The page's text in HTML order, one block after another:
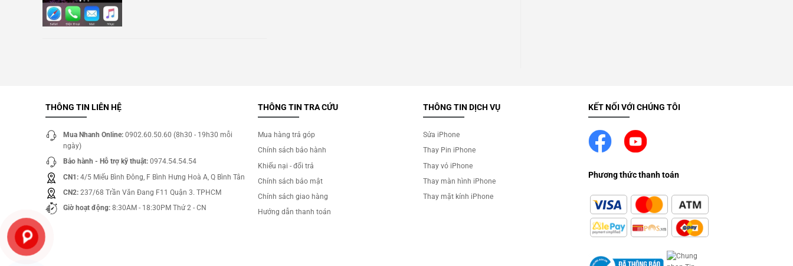
THÔNG TIN LIÊN HỆ
Mua Nhanh Online: 0902.60.50.60 (8h30 - 19h30 mỗi
ngày)
Bảo hành - Hỗ trợ kỹ thuật: 0974.54.54.54
CN1: 4/5 Miếu Bình Đông, F Bình Hưng Hoà A, Q Bình Tân
CN2: 237/68 Trần Văn Đang F11 Quận 3. TPHCM
Giờ hoạt động: 8:30AM - 18:30PM Thứ 2 - CN
THÔNG TIN TRA CỨU
Mua hàng trả góp
Chính sách bảo hành
Khiếu nại - đổi trả
Chính sách bảo mật
Chính sách giao hàng
Hướng dẫn thanh toán
THÔNG TIN DỊCH VỤ
Sửa iPhone
Thay Pin iPhone
Thay vỏ iPhone
Thay màn hình iPhone
Thay mặt kính iPhone
KẾT NỐI VỚI CHÚNG TÔI
Phương thức thanh toán